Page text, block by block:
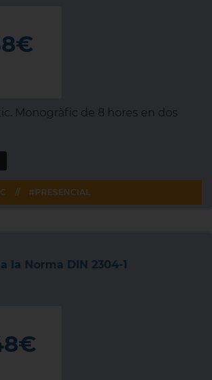
Monogràfic de 8 hores en dos
// #PRESENCIAL
la Norma DIN 2304-1